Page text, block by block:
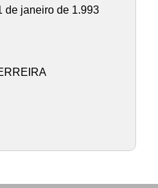
de janeiro de 1.993